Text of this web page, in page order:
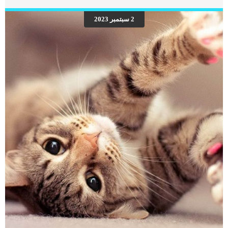
مشاكل الشعب الهوائية عند الكلب يتوقف على عدة عوامل مثل: عمر الكلب المصابشدة
الإصابة المسببة للسعال والالتهابقوة جهاز المناعة عند الكلب وقدرته على احتواء
الإصابات. معلومات سريعة متعلقة بالتهاب الشعب الهوائية للكلب توفير هواء رطب ونقى
لكلبك من أهم طرق الوقاية من الاصابة بالتهاب الشعب […]
2 سبتمبر 2023